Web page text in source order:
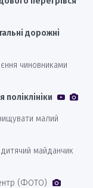
дорожні
чиновниками
малий
майданчик
(ФОТО)